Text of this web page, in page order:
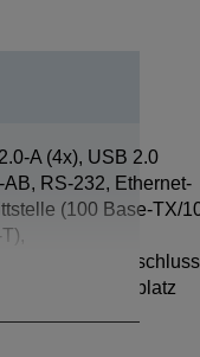
A (4x), USB 2.0
AB, RS-232, Ethernet-
(100 Base-TX/
SD-Kartensteckplatz